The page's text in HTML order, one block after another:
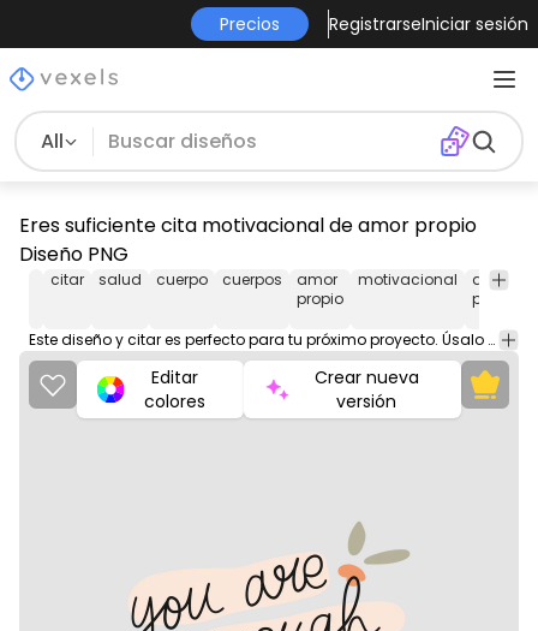
Precios RegistrarseIniciar sesión
All
Eres suficiente cita motivacional de amor propio
Diseño PNG
citar salud cuerpo cuerpos
amor
propio
motivacional
diseño
png
Este diseño y citar es perfecto para tu próximo proyecto. Úsalo en productos de merchandising, sitios web, redes sociales y más. ¡Te encantará!
Editar
colores
Crear nueva
versión